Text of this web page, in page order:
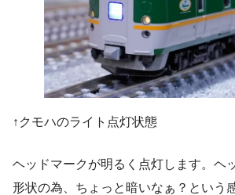
↑クモハのライト点灯状態
ヘッドマークが明るく点灯します。ヘ
形状の為、ちょっと暗いなぁ？という